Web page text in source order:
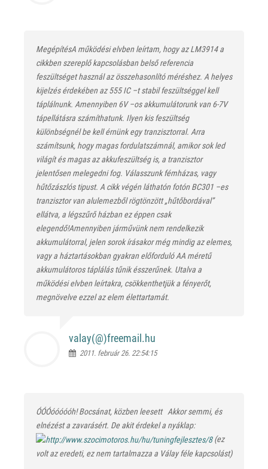
MegépítésA működési elvben leírtam, hogy az LM3914 a
cikkben szereplő kapcsolásban belső referencia
feszültséget használ az összehasonlító méréshez. A helyes
kijelzés érdekében az 555 IC –t stabil feszültséggel kell
táplálnunk. Amennyiben 6V –os akkumulátorunk van 6-7V
tápellátásra számíthatunk. Ilyen kis feszültség
különbségnél be kell érnünk egy tranzisztorral. Arra
számítsunk, hogy magas fordulatszámnál, amikor sok led
világít és magas az akkufeszültség is, a tranzisztor
jelentősen melegedni fog. Válasszunk fémházas, vagy
hűtőzászlós tipust. A cikk végén láthatón fotón BC301 –es
tranzisztor van alulemezből rögtönzött „hűtőbordával”
ellátva, a légszűrő házban ez éppen csak
elegendő!Amennyiben járművünk nem rendelkezik
akkumulátorral, jelen sorok írásakor még mindig az elemes,
vagy a háztartásokban gyakran előforduló AA méretű
akkumulátoros táplálás tűnik ésszerűnek. Utalva a
működési elvben leírtakra, csökkenthetjük a fényerőt,
megnövelve ezzel az elem élettartamát.
valay(@)freemail.hu
2011. február 26. 22:54:15
ÓÓÓóóóóóh! Bocsánat, közben leesett Akkor semmi, és
elnézést a zavarásért. De akit érdekel a nyáklap:
(ez
volt az eredeti, ez nem tartalmazza a Válay féle kapcsolást)